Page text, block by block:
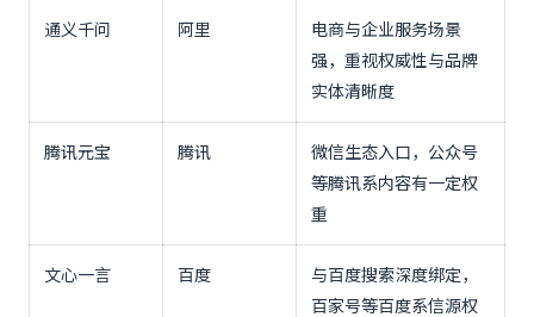
通义千问 阿里
电商与企业服务场景
强，重视权威性与品牌
实体清晰度
腾讯元宝 腾讯
微信生态入口，公众号
等腾讯系内容有一定权
重
文心一言 百度
与百度搜索深度绑定，
百家号等百度系信源权